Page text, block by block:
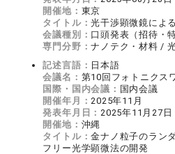
開催地： 東京
タイトル：光干渉顕微鏡によ
会議種別： 口頭発表（招待・特
専門分野：ナノテク・材料 /
記述言語： 日本語
会議名： 第10回フォトニクス
国際・国内会議： 国内会議
開催年月：2025年11月
発表年月日：2025年11月27日
開催地： 沖縄
タイトル：金ナノ粒子のラン
フリー光学顕微法の開発